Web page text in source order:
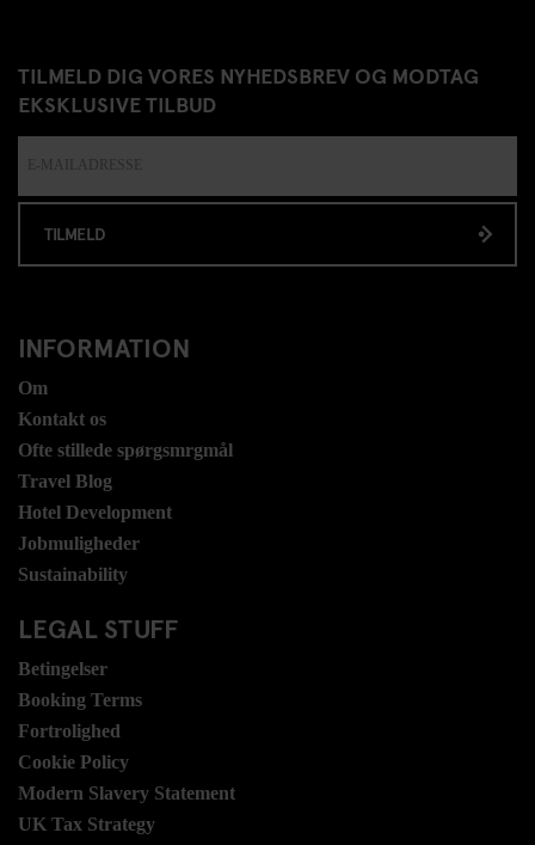
TILMELD DIG VORES NYHEDSBREV OG MODTAG
EKSKLUSIVE TILBUD
TILMELD
INFORMATION
Om
Kontakt os
Ofte stillede spørgsmrgmål
Travel Blog
Hotel Development
Jobmuligheder
Sustainability
LEGAL STUFF
Betingelser
Booking Terms
Fortrolighed
Cookie Policy
Modern Slavery Statement
UK Tax Strategy